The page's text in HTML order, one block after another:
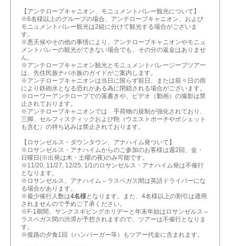
【アンテロープキャニオン、モニュメントバレー観光について】
※6名様以上のグループの場合、アンテロープキャニオン、および
モニュメントバレー観光は2組に分けて観光する場合がございま
す。
※悪天候やその他の事情により、アンテロープキャニオンやモニュ
メントバレーの観光ができない場合でも、その分の返金はありませ
ん。
※アンテロープキャニオン観光とモニュメントバレージープツアー
は、先住民族ナバホ族のガイドがご案内します。
※アンテロープキャニオンは当日に限らず前日、または前々日の雨
により鉄砲水となる恐れがある為に閉鎖される場合がございます。
※ローワーアンテロープでの落書きや、ビデオ（動画）の撮影は禁
止されております。
※アンテロープキャニオンでは 手荷物の規制が強化されており、
三脚、セルフィスティックおよび鞄（ウエストポーチやポシェット
も含む）の持ち込みは禁止されております。
【ロサンゼルス・ダウンタウン、アナハイム発ついて】
※ロサンゼルス・アナハイムからのご参加のお客様は週2回、金・
日曜日(※出発は木・土曜の夜)のみ可能です。
※11/20, 11/27, 12/25, 1/1のロサンゼルス・アナハイム発は不催行
となります。
※ロサンゼルス、アナハイム⇔ラスベガス間は英語ドライバーにな
る場合があります。
※最少催行人数は4名様となります。また、4名様以上の割引は適用
されませんので予めご了承ください。
※F-1期間、サンクスギビングホリデーと年末年始はロサンゼルス⇔
ラスベガス間の渋滞が予想されますので、ツアーは不催行となりま
す。
※復路の夕食1回（ハンバーガー等）もツアー代金に含まれます。